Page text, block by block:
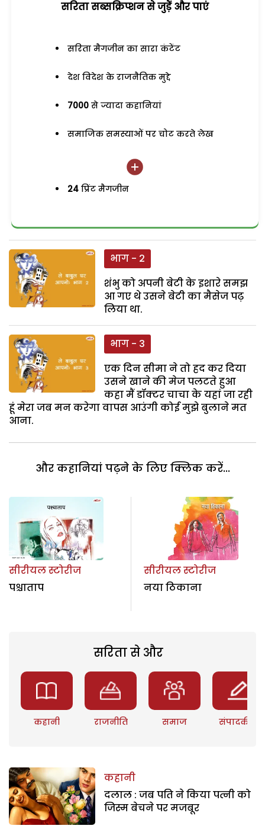
सरिता सब्सक्रिप्शन से जुड़ेें और पाएं
सरिता मैगजीन का सारा कंटेंट
देश विदेश के राजनैतिक मुद्दे
7000 से ज्यादा कहानियां
समाजिक समस्याओं पर चोट करते लेख
24 प्रिंट मैगजीन
भाग - 2
शंभु को अपनी बेटी के इशारे समझ
आ गए थे उसने बेटी का मैसेज पढ़
लिया था.
भाग - 3
एक दिन सीमा ने तो हद कर दिया
उसने खाने की मेज पलटते हुआ
कहा मैं डॉक्टर चाचा के यहां जा रही
हूं मेरा जब मन करेगा वापस आउंगी कोई मुझे बुलाने मत
आना.
और कहानियां पढ़ने के लिए क्लिक करें...
सीरीयल स्टोरीज
पश्चाताप
सीरीयल स्टोरीज
नया ठिकाना
सरिता से और
कहानी राजनीति समाज संपादकीय
कहानी
दलाल : जब पति ने किया पत्नी को
जिस्म बेचने पर मजबूर